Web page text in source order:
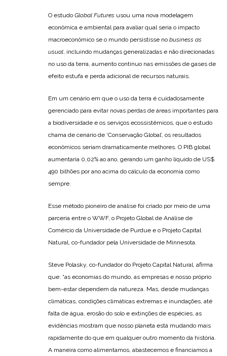
O estudo Global Futures usou uma nova modelagem
econômica e ambiental para avaliar qual seria o impacto
macroeconômico se o mundo persistisse no business as
usual, incluindo mudanças generalizadas e não direcionadas
no uso da terra, aumento contínuo nas emissões de gases de
efeito estufa e perda adicional de recursos naturais.
Em um cenário em que o uso da terra é cuidadosamente
gerenciado para evitar novas perdas de áreas importantes para
a biodiversidade e os serviços ecossistêmicos, que o estudo
chama de cenário de ‘Conservação Global’, os resultados
econômicos seriam dramaticamente melhores. O PIB global
aumentaria 0,02% ao ano, gerando um ganho líquido de US$
490 bilhões por ano acima do cálculo da economia como
sempre.
Esse método pioneiro de análise foi criado por meio de uma
parceria entre o WWF, o Projeto Global de Análise de
Comércio da Universidade de Purdue e o Projeto Capital
Natural, co-fundador pela Universidade de Minnesota.
Steve Polasky, co-fundador do Projeto Capital Natural, afirma
que: “as economias do mundo, as empresas e nosso próprio
bem-estar dependem da natureza. Mas, desde mudanças
climáticas, condições climáticas extremas e inundações, até
falta de água, erosão do solo e extinções de espécies, as
evidências mostram que nosso planeta está mudando mais
rapidamente do que em qualquer outro momento da história.
A maneira como alimentamos, abastecemos e financiamos a